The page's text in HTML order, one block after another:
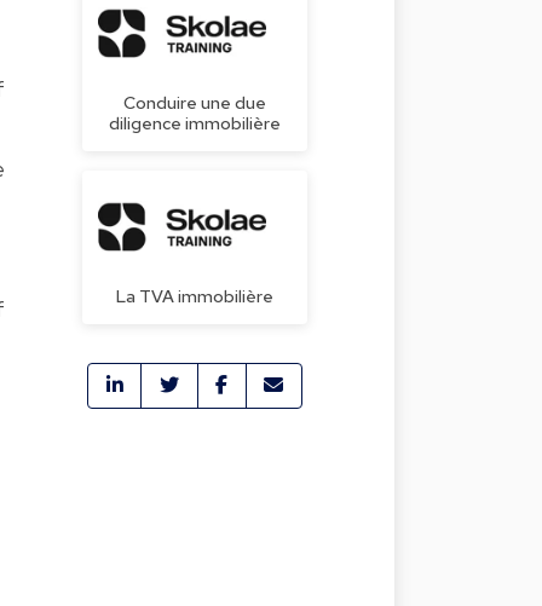
Conduire une due
diligence immobilière
La TVA immobilière